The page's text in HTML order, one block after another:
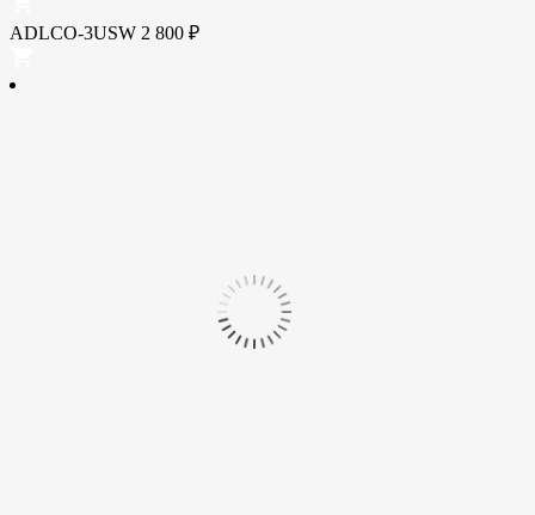
ADLCO-3USW 2 800 ₽